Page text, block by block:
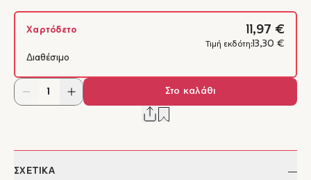
Χαρτόδετο 11,97 €
Τιμή εκδότη: 13,30 €
Διαθέσιμο
Στο καλάθι
ΣΧΕΤΙΚΑ